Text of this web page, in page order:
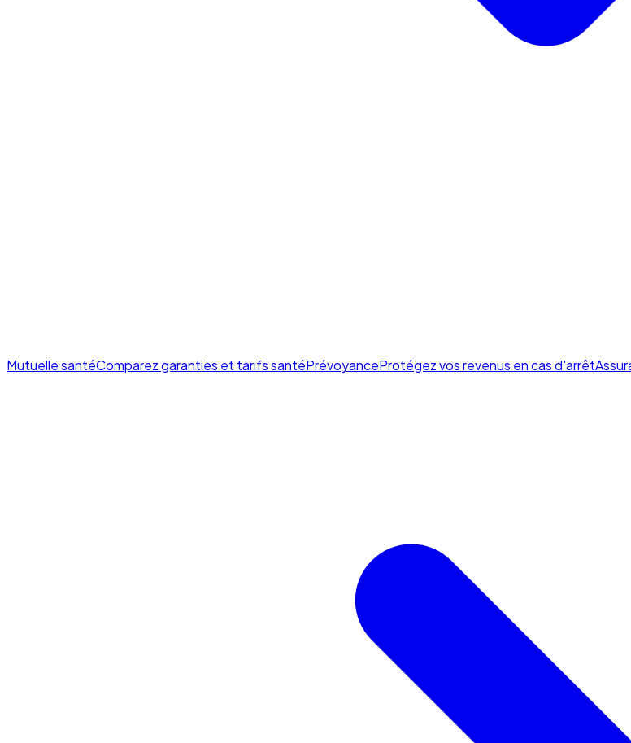
Mutuelle santéComparez garanties et tarifs santéPrévoyanceProtégez vos revenus en cas d'arrêt